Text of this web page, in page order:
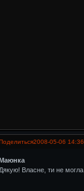
2008-05-06
Дякую! Власне, ти не могла